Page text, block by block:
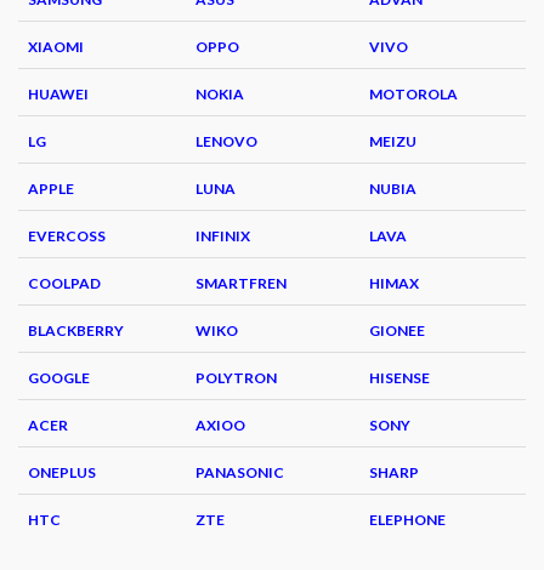
XIAOMI OPPO VIVO
HUAWEI NOKIA MOTOROLA
LG LENOVO MEIZU
APPLE LUNA NUBIA
EVERCOSS INFINIX LAVA
COOLPAD SMARTFREN HIMAX
BLACKBERRY WIKO GIONEE
GOOGLE POLYTRON HISENSE
ACER AXIOO SONY
ONEPLUS PANASONIC SHARP
HTC ZTE ELEPHONE